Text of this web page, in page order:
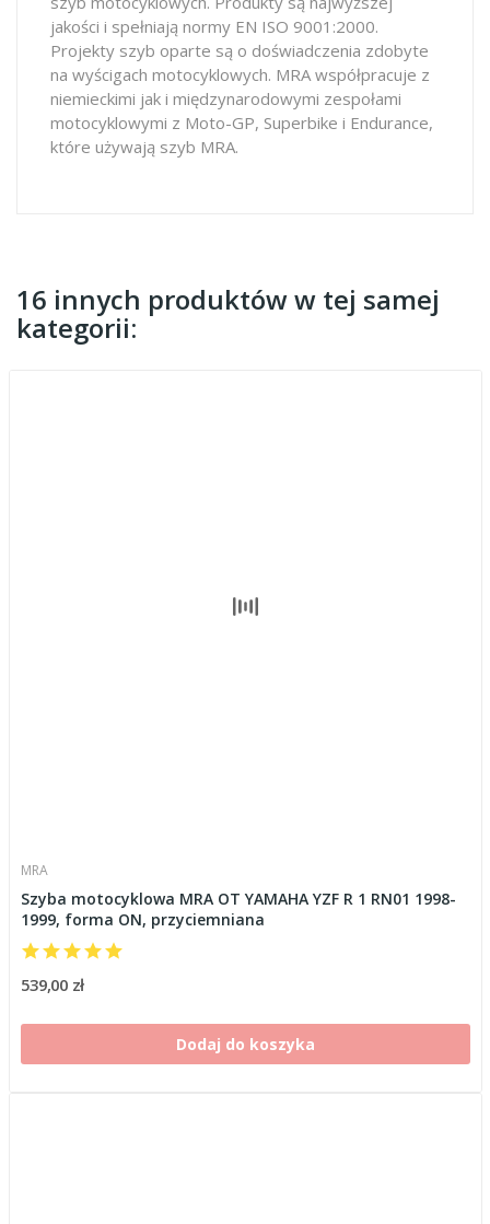
jakości i spełniają normy EN ISO 9001:2000.
Projekty szyb oparte są o doświadczenia zdobyte
na wyścigach motocyklowych. MRA współpracuje z
niemieckimi jak i międzynarodowymi zespołami
motocyklowymi z Moto-GP, Superbike i Endurance,
które używają szyb MRA.
16 innych produktów w tej samej
kategorii:
MRA
Szyba motocyklowa MRA OT YAMAHA YZF R 1 RN01 1998-
1999, forma ON, przyciemniana
539,00 zł
Dodaj do koszyka